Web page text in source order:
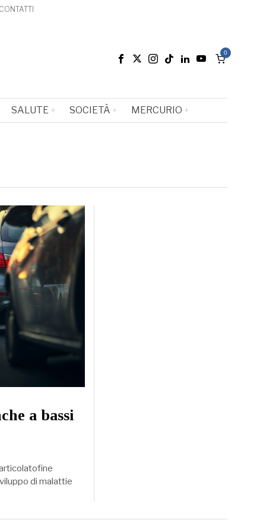
CONTATTI
0
SALUTE SOCIETÀ MERCURIO
a bassi
di malattie